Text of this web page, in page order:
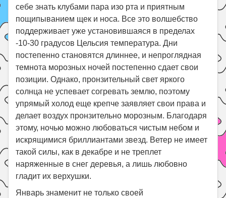
себе знать клубами пара изо рта и приятным
пощипыванием щек и носа. Все это волшебство
поддерживает уже установившаяся в пределах
-10-30 градусов Цельсия температура. Дни
постепенно становятся длиннее, и непроглядная
темнота морозных ночей постепенно сдает свои
позиции. Однако, пронзительный свет яркого
солнца не успевает согревать землю, поэтому
упрямый холод еще крепче заявляет свои права и
делает воздух пронзительно морозным. Благодаря
этому, ночью можно любоваться чистым небом и
искрящимися бриллиантами звезд. Ветер не имеет
такой силы, как в декабре и не треплет
наряженные в снег деревья, а лишь любовно
гладит их верхушки.
Январь знаменит не только своей